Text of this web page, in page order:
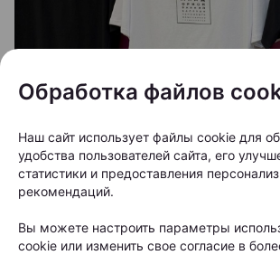
которые попадают на
есть те, которые становятся
локальными мемами. В
знают даже те, кто никогда
Обработка файлов
Наш сайт использует файлы cookie для
удобства пользователей сайта, его
статистики и предоставления
рекомендаций.
Вы можете настроить параметры
cookie или изменить свое согласие в